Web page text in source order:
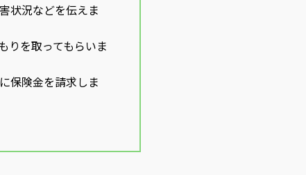
状況などを伝えま
りを取ってもらいま
保険金を請求しま